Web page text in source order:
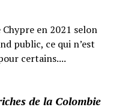
en 2021 selon
public, ce qui n’est
certains....
de la Colombie